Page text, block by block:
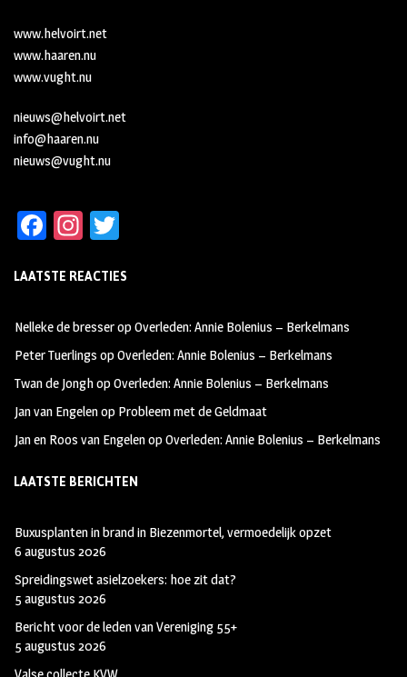
www.helvoirt.net
www.haaren.nu
www.vught.nu
nieuws@helvoirt.net
info@haaren.nu
nieuws@vught.nu
Fa
b
oo
k
In
ag
m
tt
LAATSTE REACTIES
Nelleke de bresseropOverleden: Annie Bolenius – Berkelmans
Peter Tuerlings opOverleden: Annie Bolenius – Berkelmans
Twan de JonghopOverleden: Annie Bolenius – Berkelmans
Jan van Engelenop Probleem met de Geldmaat
Jan en Roos van EngelenopOverleden: Annie Bolenius – Berkelmans
LAATSTE BERICHTEN
Buxusplanten in brand in Biezenmortel, vermoedelijk opzet
6 augustus 2026
Spreidingswet asielzoekers: hoe zit dat?
5 augustus 2026
Bericht voor de leden van Vereniging 55+
5 augustus 2026
Valse collecte KVW